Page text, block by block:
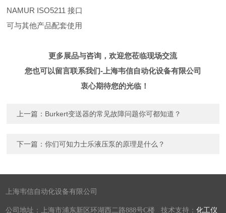
NAMUR ISO5211 接口
可与其他产品配套使用
更多展品与咨询，欢迎您莅临现场交流
您也可以留言联系我们-上海韦信自动化设备有限公司
衷心期待您的光临！
上一篇： Burkert变送器的常见故障问题你可都知道？
下一篇：你们可知力士乐液压泵的原理是什么？
上海韦信自动化设备有限公司
公司地址：上海市浦东新区环湖西二路888号C楼 技术支持：化工仪